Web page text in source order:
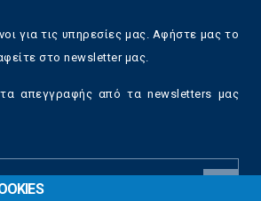
για τις υπηρεσίες μας. Αφήστε μας το
στο newsletter μας.
απεγγραφής από τα newsletters μας